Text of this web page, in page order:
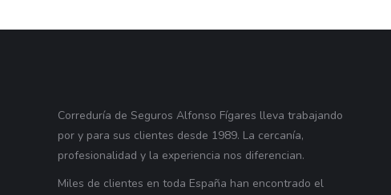
Correduría de Seguros Alfonso Fígares lleva trabajando
por y para sus clientes desde 1989. La cercanía,
profesionalidad y la experiencia nos diferencian.
Miles de clientes en toda España han encontrado el